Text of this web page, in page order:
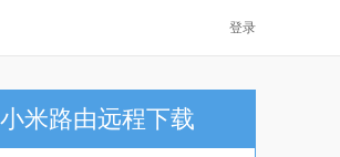
登录
小米路由远程下载